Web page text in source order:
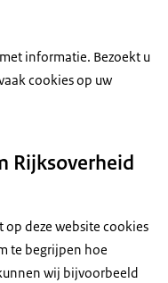
informatie. Bezoekt u
cookies op uw
Rijksoverheid
deze website cookies
te begrijpen hoe
wij bijvoorbeeld